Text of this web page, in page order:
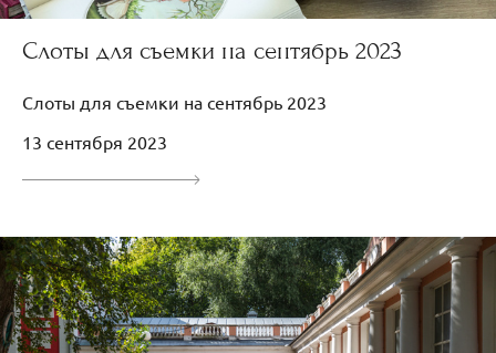
Слоты для съемки на сентябрь 2023
Слоты для съемки на сентябрь 2023
13 сентября 2023